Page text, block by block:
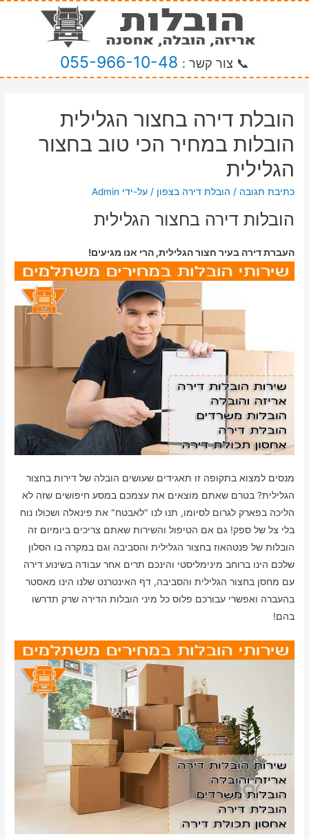
📞 צור קשר : 055-966-10-48
הובלת דירה בחצור הגלילית
הובלות במחיר הכי טוב בחצור
הגלילית
כתיבת תגובה / הובלת דירה בצפון / על-ידי Admin
הובלות דירה בחצור הגלילית
העברת דירה בעיר חצור הגלילית, הרי אנו מגיעים!
מנסים למצוא בתקופה זו תאגידים שעושים הובלה של דירות בחצור
הגלילית? בטרם שאתם מוצאים את עצמכם במסע חיפושים שזה לא
הליכה בפארק לגרום לסיומו, תנו לנו "לאבטח" את פינאלה ושכולו נוח
בלי צל של ספק! גם אם הטיפול והשירות שאתם צריכים ביומיום זה
הובלות של פנטהאוז בחצור הגלילית והסביבה וגם במקרה בו הסלון
שלכם הינו ברוחב מינימליסטי והינכם תרים אחר עבודה בשינוע דירה
עם מחסן בחצור הגלילית והסביבה, דף האינטרנט שלנו הינו מאסטר
בהעברה ואפשרי עבורכם פלוס כל מיני הובלות הדירה שרק תדרשו
בהם!